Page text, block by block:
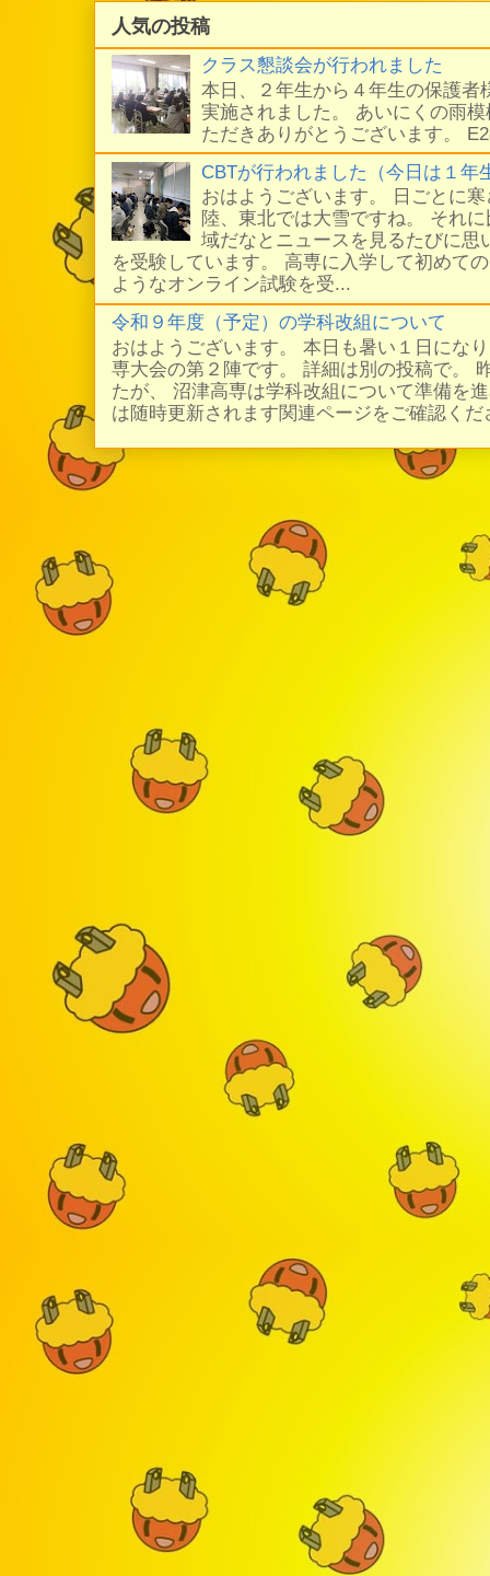
人気の投稿
クラス懇談会が行われました
本日、２年生から４年生の保護者
実施されました。 あいにくの雨
ただきありがとうございます。
CBTが行われました（今日は１年
おはようございます。 日ごとに
陸、東北では大雪ですね。 それ
域だなとニュースを見るたびに思
を受験しています。 高専に入学して初めて
ようなオンライン試験を受...
令和９年度（予定）の学科改組について
おはようございます。 本日も暑い１日にな
専大会の第２陣です。 詳細は別の投稿で。
たが、 沼津高専は学科改組について準備を
は随時更新されます関連ページをご確認く